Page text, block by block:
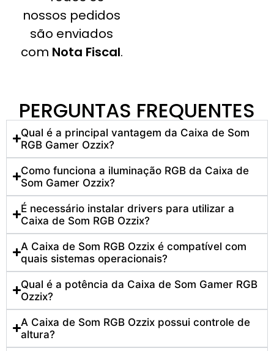
nossos pedidos
são enviados
com Nota Fiscal.
PERGUNTAS FREQUENTES
Qual é a principal vantagem da Caixa de Som
RGB Gamer Ozzix?
Como funciona a iluminação RGB da Caixa de
Som Gamer Ozzix?
É necessário instalar drivers para utilizar a
Caixa de Som RGB Ozzix?
A Caixa de Som RGB Ozzix é compatível com
quais sistemas operacionais?
Qual é a potência da Caixa de Som Gamer RGB
Ozzix?
A Caixa de Som RGB Ozzix possui controle de
altura?